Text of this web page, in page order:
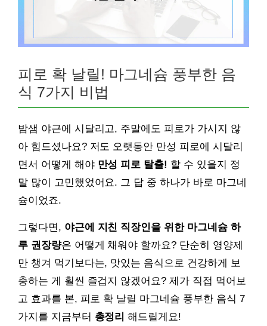
피로 확 날릴! 마그네슘 풍부한 음
식 7가지 비법
밤샘 야근에 시달리고, 주말에도 피로가 가시지 않
아 힘드셨나요? 저도 오랫동안 만성 피로에 시달리
면서 어떻게 해야 만성 피로 탈출! 할 수 있을지 정
말 많이 고민했었어요. 그 답 중 하나가 바로 마그네
슘이었죠.
그렇다면, 야근에 지친 직장인을 위한 마그네슘 하
루 권장량은 어떻게 채워야 할까요? 단순히 영양제
만 챙겨 먹기보다는, 맛있는 음식으로 건강하게 보
충하는 게 훨씬 즐겁지 않겠어요? 제가 직접 먹어보
고 효과를 본, 피로 확 날릴 마그네슘 풍부한 음식 7
가지를 지금부터 총정리 해드릴게요!